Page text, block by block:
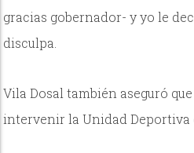
gracias gobernador- y yo le
disculpa.
Vila Dosal también aseguró
intervenir la Unidad Deportiva